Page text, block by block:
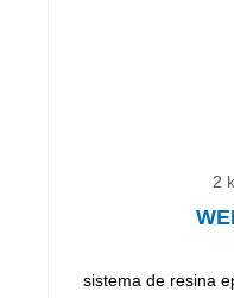
2
sistema de resina